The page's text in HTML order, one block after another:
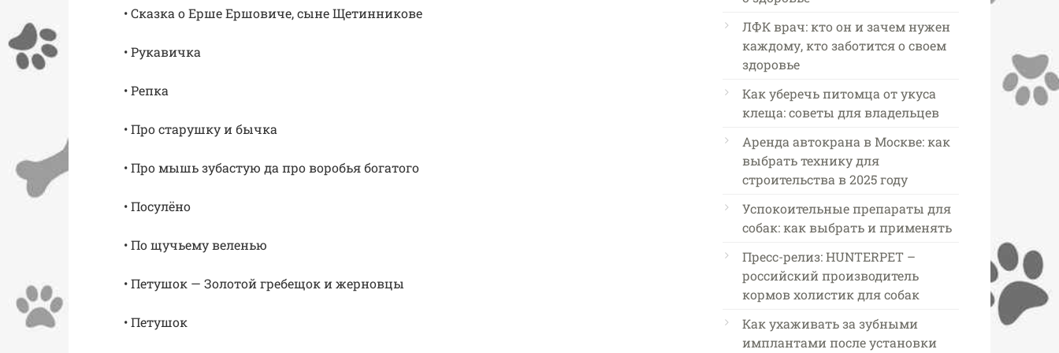
• Сказка о Ерше Ершовиче, сыне Щетинникове
• Рукавичка
• Репка
• Про старушку и бычка
• Про мышь зубастую да про воробья богатого
• Посулёно
• По щучьему веленью
• Петушок — Золотой гребещок и жерновцы
• Петушок
ЛФК врач: кто он и зачем нужен
каждому, кто заботится о своем
здоровье
Как уберечь питомца от укуса
клеща: советы для владельцев
Аренда автокрана в Москве: как
выбрать технику для
строительства в 2025 году
Успокоительные препараты для
собак: как выбрать и применять
Пресс-релиз: HUNTERPET –
российский производитель
кормов холистик для собак
Как ухаживать за зубными
имплантами после установки